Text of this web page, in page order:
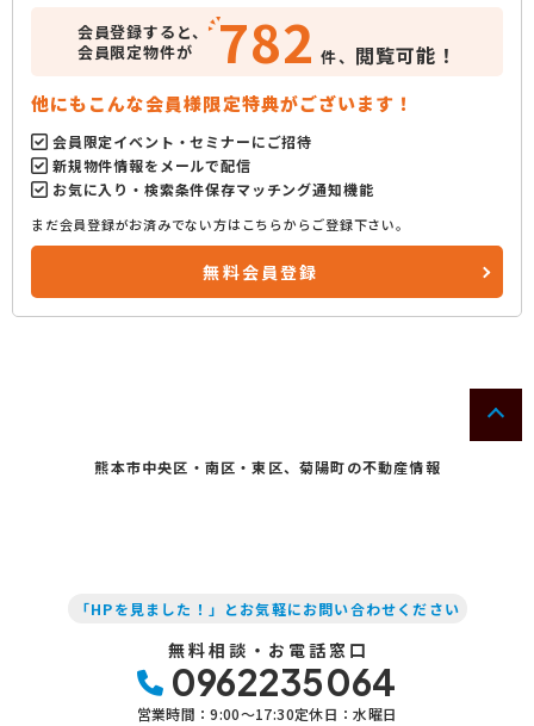
会員登録すると、
会員限定物件が
782 件、 閲覧可能！
他にもこんな会員様限定特典がございます！
会員限定イベント・セミナーにご招待
新規物件情報をメールで配信
お気に入り・検索条件保存マッチング通知機能
まだ会員登録がお済みでない方はこちらからご登録下さい。
無料会員登録
熊本市中央区・南区・東区、菊陽町の不動産情報
「HPを見ました！」とお気軽にお問い合わせください
無料相談・お電話窓口
0962235064
営業時間：9:00〜17:30定休日：水曜日